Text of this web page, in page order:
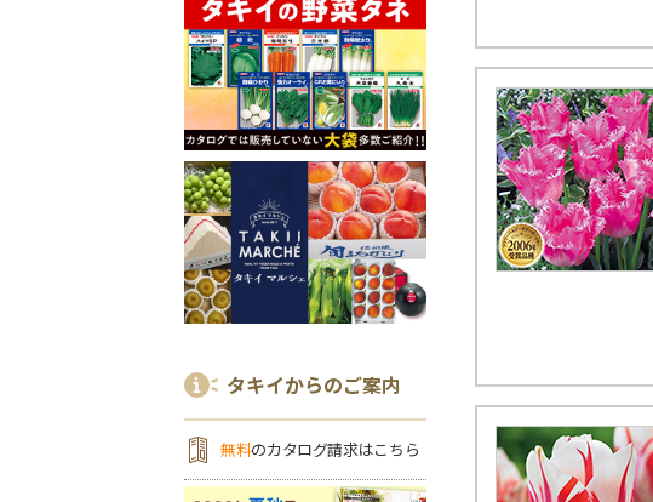
タキイからのご案内
無料のカタログ請求はこちら